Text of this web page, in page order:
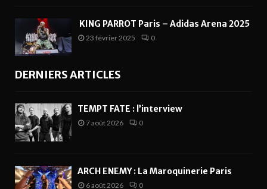
KING PARROT Paris – Adidas Arena 2025
23 février 2025 0
DERNIERS ARTICLES
TEMPT FATE : l’interview
7 août 2026 0
ARCH ENEMY : La Maroquinerie Paris
6 août 2026 0